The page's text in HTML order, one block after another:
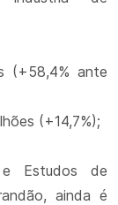
(+58,4% ante
(+14,7%);
Estudos de
ainda é